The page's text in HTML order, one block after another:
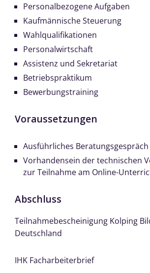
Personalbezogene Aufgaben
Kaufmännische Steuerung
Wahlqualifikationen
Personalwirtschaft
Assistenz und Sekretariat
Betriebspraktikum
Bewerbungstraining
Voraussetzungen
Ausführliches Beratungsgespräch
Vorhandensein der technischen
zur Teilnahme am Online-
Abschluss
Teilnahmebescheinigung Kolping
Deutschland
IHK Facharbeiterbrief